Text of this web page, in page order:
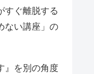
すぐ離脱する
ない講座」の
』を別の角度